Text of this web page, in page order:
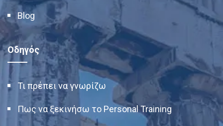
Blog
Οδηγός
Τι πρέπει να γνωρίζω
Πως να ξεκινήσω το Personal Training